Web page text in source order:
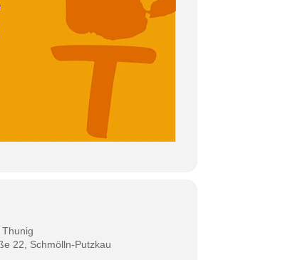
22, Schmölln-Putzkau